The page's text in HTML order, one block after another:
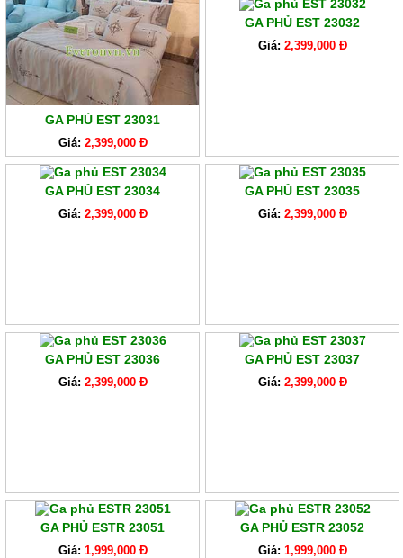
GA PHỦ EST 23031
Giá: 2,399,000 Đ
GA PHỦ EST 23032
Giá: 2,399,000 Đ
GA PHỦ EST 23034
Giá: 2,399,000 Đ
GA PHỦ EST 23035
Giá: 2,399,000 Đ
GA PHỦ EST 23036
Giá: 2,399,000 Đ
GA PHỦ EST 23037
Giá: 2,399,000 Đ
GA PHỦ ESTR 23051
Giá: 1,999,000 Đ
GA PHỦ ESTR 23052
Giá: 1,999,000 Đ